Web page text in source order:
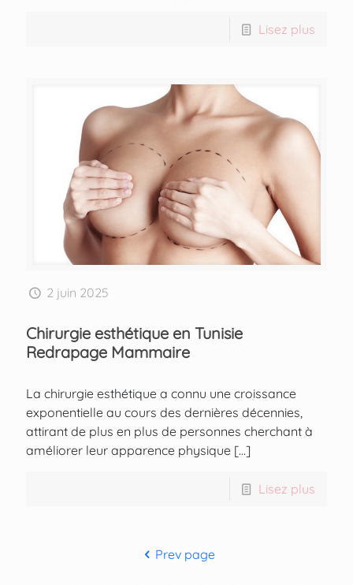
Lisez plus
2 juin 2025
Chirurgie esthétique en Tunisie
Redrapage Mammaire
La chirurgie esthétique a connu une croissance
exponentielle au cours des dernières décennies,
attirant de plus en plus de personnes cherchant à
améliorer leur apparence physique […]
Lisez plus
Prev page